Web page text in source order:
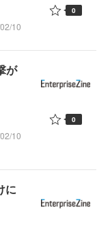
10
0
が
10
0
に